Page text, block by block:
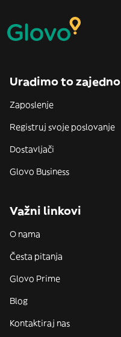
Uradimo to zajedno
Zaposlenje
Registruj svoje poslovanje
Dostavljači
Glovo Business
Važni linkovi
O nama
Česta pitanja
Glovo Prime
Blog
Kontaktiraj nas